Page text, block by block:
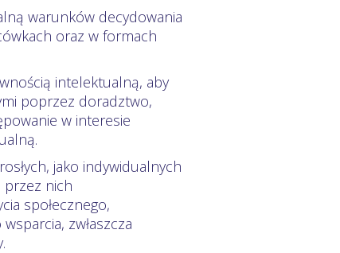
warun­­ków decydowania
oraz w formach
intelektualną, aby
poprzez doradztwo,
w interesie
jako indywidualnych
przez nich
społecznego,
zwłaszcza